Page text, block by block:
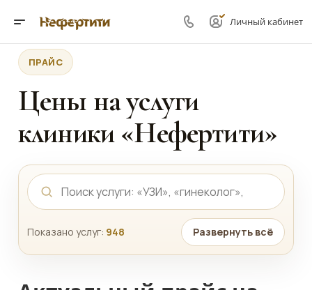
Личный кабинет
ПРАЙС
Цены на услуги
клиники «Нефертити»
Показано услуг: 948 Развернуть всё